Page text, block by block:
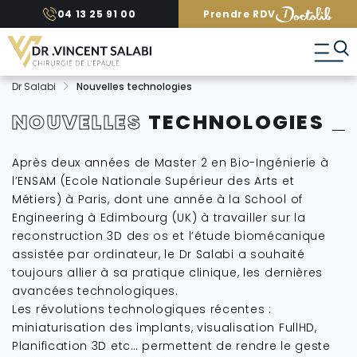
d
04 13 25 91 00 Prendre RDV
Dr Salabi Nouvelles technologies
NOUVELLES TECHNOLOGIES
Après deux années de Master 2 en Bio-Ingénierie à
l’ENSAM (Ecole Nationale Supérieur des Arts et
Métiers) à Paris, dont une année à la School of
Engineering à Edimbourg (UK) à travailler sur la
reconstruction 3D des os et l’étude biomécanique
assistée par ordinateur, le Dr Salabi a souhaité
toujours allier à sa pratique clinique, les dernières
avancées technologiques.
Les révolutions technologiques récentes :
miniaturisation des implants, visualisation FullHD,
Planification 3D etc… permettent de rendre le geste